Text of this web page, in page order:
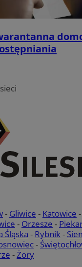
- Gliwice - Katowice -
- Orzesze -
Śląska - Rybnik-
-
-Żory